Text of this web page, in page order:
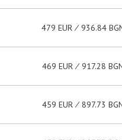
479 EUR ∕ 936.84
469 EUR ∕ 917.28
459 EUR ∕ 897.73